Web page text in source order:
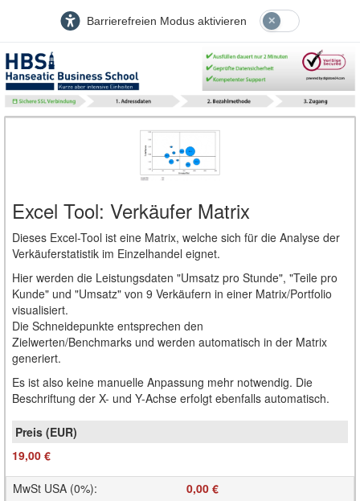
Barrierefreien Modus aktivieren
Excel Tool: Verkäufer Matrix
Dieses Excel-Tool ist eine Matrix, welche sich für die Analyse der
Verkäuferstatistik im Einzelhandel eignet.
Hier werden die Leistungsdaten "Umsatz pro Stunde", "Teile pro
Kunde" und "Umsatz" von 9 Verkäufern in einer Matrix/Portfolio
visualisiert.
Die Schneidepunkte entsprechen den
Zielwerten/Benchmarks und werden automatisch in der Matrix
generiert.
Es ist also keine manuelle Anpassung mehr notwendig. Die
Beschriftung der X- und Y-Achse erfolgt ebenfalls automatisch.
19,00 €
MwSt USA (0%): 0,00 €